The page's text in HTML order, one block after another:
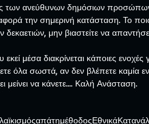
των ανεύθυνων δημόσιων
την σημερινή κατάσταση. Το
μην βιαστείτε να
μέσα διακρίνεται κάποιες
όλα σωστά, αν δεν βλέπετε καμία
μείνει να κάνετε…. Καλή Ανάσταση.
λαϊκισμόςαπάτημέθοδοςΕθνικά